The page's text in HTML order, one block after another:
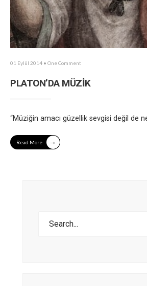
01 Eylül 2014 • One Comment
PLATON’DA MÜZİK
“Müziğin amacı güzellik sevgisi değil de
Read More →